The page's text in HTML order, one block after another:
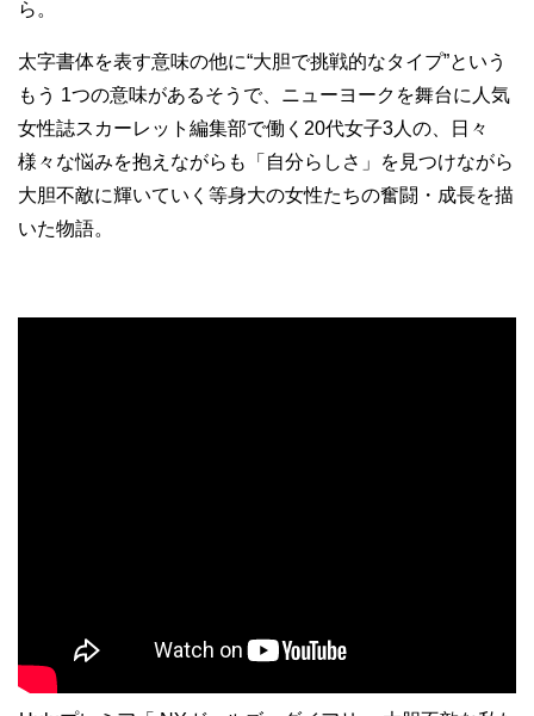
ら。
太字書体を表す意味の他に“大胆で挑戦的なタイプ”という
もう 1つの意味があるそうで、ニューヨークを舞台に人気
女性誌スカーレット編集部で働く20代女子3人の、日々
様々な悩みを抱えながらも「自分らしさ」を見つけながら
大胆不敵に輝いていく等身大の女性たちの奮闘・成長を描
いた物語。